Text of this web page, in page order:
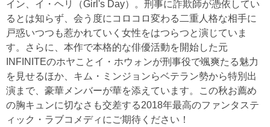
イン、イ・ヘリ（Girl's Day）。刑事に詐欺師が憑依してい
るとは知らず、会う度にコロコロ変わる二重人格な相手に
戸惑いつつも惹かれていく女性をはつらつと演じていま
す。さらに、本作で本格的な俳優活動を開始した元
INFINITEのホヤことイ・ホウォンが刑事役で颯爽たる魅力
を見せるほか、キム・ミンジョンらベテラン勢から特別出
演まで、豪華メンバーが華を添えています。この秋お薦め
の胸キュンに切なさも交差する2018年最高のファンタステ
ィック・ラブコメディにご期待ください！